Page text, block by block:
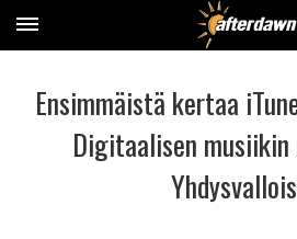
Ensimmäistä kertaa
Digitaalisen